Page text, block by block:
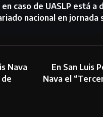
caso de UASLP está
nacional en
Nava
En San Luis
Nava el